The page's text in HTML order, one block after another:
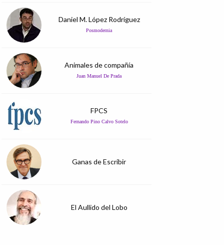
Daniel M. López Rodríguez
Posmodernia
Animales de compañía
Juan Manuel De Prada
FPCS
Fernando Pino Calvo Sotelo
Ganas de Escribir
El Aullido del Lobo